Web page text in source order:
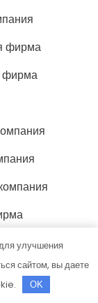
фирма
фирма
фирма
улучшения
сайтом, вы даете
OK